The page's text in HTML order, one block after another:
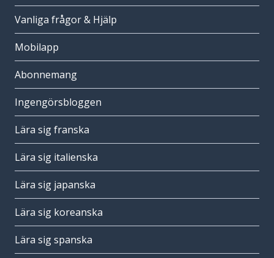
Vanliga frågor & Hjälp
Mobilapp
Abonnemang
Ingengörsbloggen
Lära sig franska
Lära sig italienska
Lära sig japanska
Lära sig koreanska
Lära sig spanska